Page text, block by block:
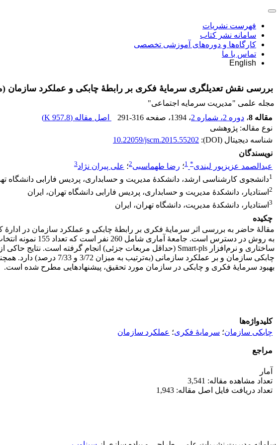
فهرست نشریات
سامانه نشر کتاب
کارگاه‌ها و دوره‌های آموزشی تخصصی
تماس با ما
English
بررسی نقش تعدیلگری سرمایۀ فکری بر رابطۀ چابکی و عملکرد سازمان
مجله علمی "مدیریت سرمایه اجتماعی"
مقاله 8
، دوره 2، شماره 2 ، 1394 ، صفحه 291-316 اصل مقاله (957.8 K
)
نوع مقاله: پژوهشی
شناسه دیجیتال (DOI):
10.22059/jscm.2015.55202
نویسندگان
عبدالصمد عزیزپور لیندی*
1؛ رضا طهماسبی2؛ علی پیران نژاد3
1دانشجوی کارشناسی ارشد، دانشکدۀ مدیریت و حسابداری، پردیس فارابی دانشگاه
2 استادیار، دانشکدۀ مدیریت و حسابداری، پردیس فارابی دانشگاه تهران، ایران
3 استادیار، دانشکدۀ مدیریت، دانشگاه تهران، ایران
چکیده
مقالۀ حاضر به بررسی اثر سرمایۀ فکری بر رابطۀ چابکی و عملکرد سازمان در
به روش در
بهبود سرمایۀ فکری و چابکی در سازمان مورد تحقیق، پیشنهادهایی مطرح شده است.
کلیدواژه‌ها
چابکی سازمان؛ سرمایۀ فکری؛ عملکرد سازمان
مراجع
آمار
تعداد مشاهده مقاله: 3,541
تعداد دریافت فایل اصل مقاله: 1,943